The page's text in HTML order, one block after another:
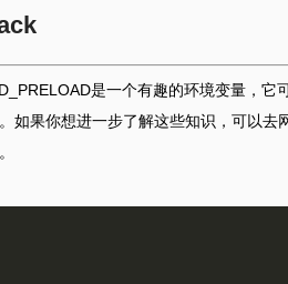
是一个有趣的环境变量，它
如果你想进一步了解这些知识，可以去